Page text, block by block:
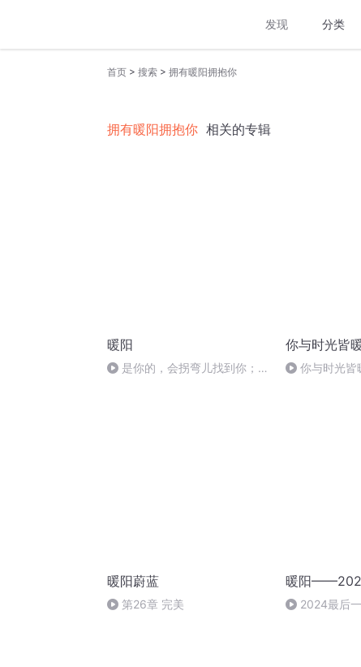
发现 分类
首页 > 搜索 > 拥有暖阳拥抱你
拥有暖阳拥抱你 相关的专辑
暖阳
是你的，会拐弯儿找到你；不
你与时光皆
你与时光
暖阳蔚蓝
第26章 完美
暖阳
2024最后